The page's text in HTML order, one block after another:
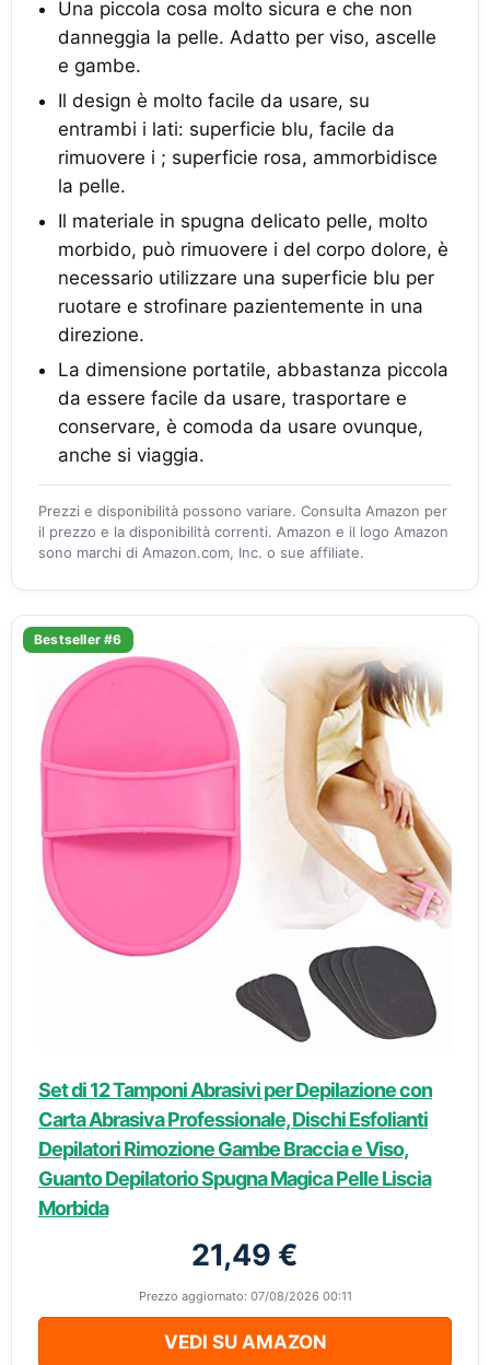
Una piccola cosa molto sicura e che non
danneggia la pelle. Adatto per viso, ascelle
e gambe.
Il design è molto facile da usare, su
entrambi i lati: superficie blu, facile da
rimuovere i ; superficie rosa, ammorbidisce
la pelle.
Il materiale in spugna delicato pelle, molto
morbido, può rimuovere i del corpo dolore, è
necessario utilizzare una superficie blu per
ruotare e strofinare pazientemente in una
direzione.
La dimensione portatile, abbastanza piccola
da essere facile da usare, trasportare e
conservare, è comoda da usare ovunque,
anche si viaggia.
Prezzi e disponibilità possono variare. Consulta Amazon per
il prezzo e la disponibilità correnti. Amazon e il logo Amazon
sono marchi di Amazon.com, Inc. o sue affiliate.
Bestseller #6
Set di 12 Tamponi Abrasivi per Depilazione con
Carta Abrasiva Professionale, Dischi Esfolianti
Depilatori Rimozione Gambe Braccia e Viso,
Guanto Depilatorio Spugna Magica Pelle Liscia
Morbida
21,49 €
Prezzo aggiornato: 07/08/2026 00:11
VEDI SU AMAZON